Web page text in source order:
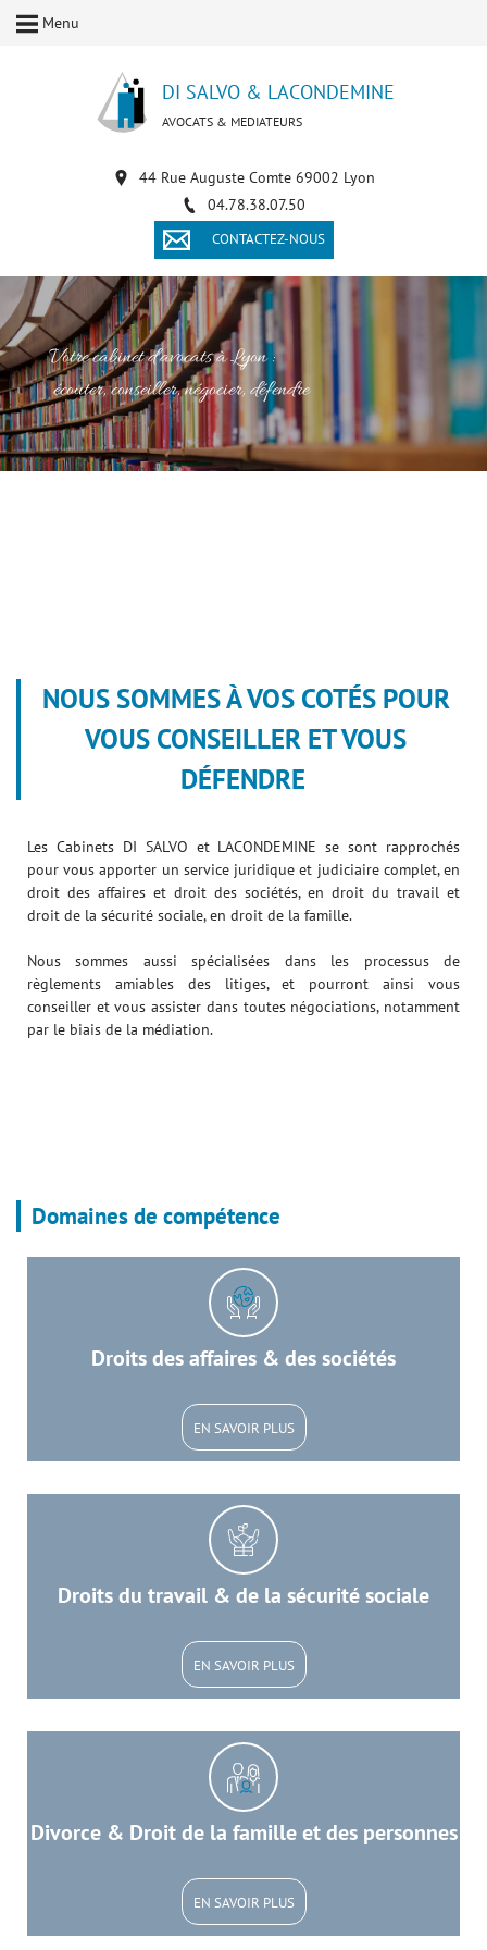
Menu
DI SALVO & LACONDEMINE
AVOCATS & MEDIATEURS
44 Rue Auguste Comte 69002 Lyon
04.78.38.07.50
CONTACTEZ-NOUS
Votre cabinet d'avocats à Lyon :
écouter, conseiller, négocier, défendre
NOUS SOMMES À VOS COTÉS POUR
VOUS CONSEILLER ET VOUS
DÉFENDRE
Les Cabinets DI SALVO et LACONDEMINE se sont rapprochés
pour vous apporter un service juridique et judiciaire complet, en
droit des affaires et droit des sociétés, en droit du travail et
droit de la sécurité sociale, en droit de la famille.
Nous sommes aussi spécialisées dans les processus de
règlements amiables des litiges, et pourront ainsi vous
conseiller et vous assister dans toutes négociations, notamment
par le biais de la médiation.
Domaines de compétence
Droits des affaires & des sociétés
EN SAVOIR PLUS
Droits du travail & de la sécurité sociale
EN SAVOIR PLUS
Divorce & Droit de la famille et des personnes
EN SAVOIR PLUS